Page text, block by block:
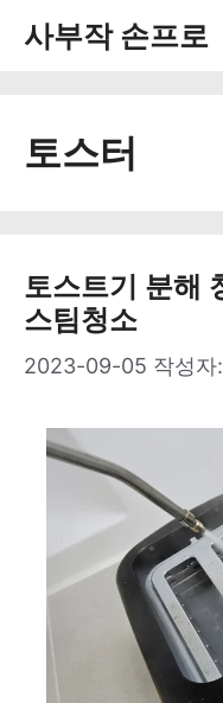
사부작 손프로
토스터
토스트기 분해
스팀청소
2023-09-05 작성자: